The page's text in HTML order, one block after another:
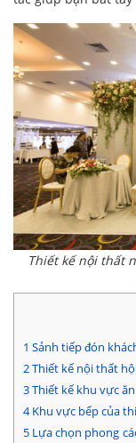
Thiết kế nội thất
1 Sảnh tiếp đón
2Thiết kế nội thất
3Thiết kế khu vực
4Khu vực bếp của
5 Lựa chọn phong